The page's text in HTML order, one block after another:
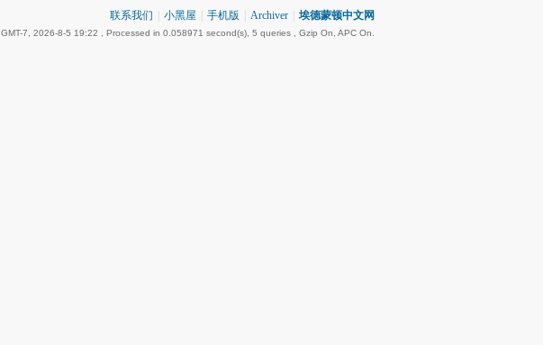
联系我们 小黑屋 手机版 Archiver 埃德蒙顿中文网
GMT-7, 2026-8-5 19:22 , Processed in 0.058971 second(s), 5 queries , Gzip On, APC On.